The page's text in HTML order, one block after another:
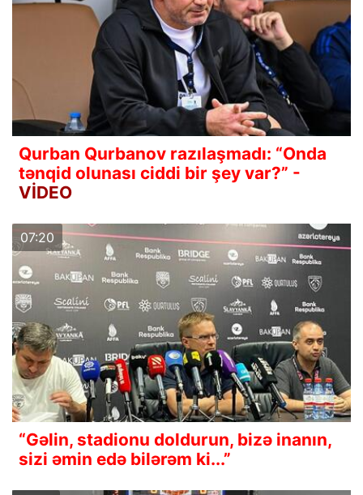
Qurban Qurbanov razılaşmadı: “Onda
tənqid olunası ciddi bir şey var?” -
VİDEO
07:20
“Gəlin, stadionu doldurun, bizə inanın,
sizi əmin edə bilərəm ki...”